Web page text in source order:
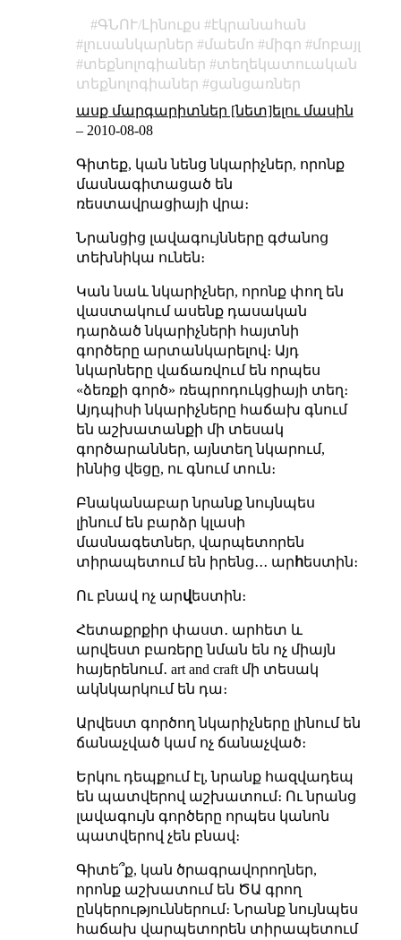
ԳՆՈՒ/Լինուքս
էկրանահան
լուսանկարներ
մաեմո միգո
մոբայլ
տեքնոլոգիաներ
տեղեկատուական
տեքնոլոգիաներ
ցանցառներ
ասք մարգարիտներ [նետ]ելու մասին
– 2010-08-08
Գիտեք, կան նենց նկարիչներ, որոնք
մասնագիտացած են
ռեստավրացիայի վրա։
Նրանցից լավագույնները գժանոց
տեխնիկա ունեն։
Կան նաև նկարիչներ, որոնք փող են
վաստակում ասենք դասական
դարձած նկարիչների հայտնի
գործերը արտանկարելով։ Այդ
նկարները վաճառվում են որպես
«ձեռքի գործ» ռեպրոդուկցիայի տեղ։
Այդպիսի նկարիչները հաճախ գնում
են աշխատանքի մի տեսակ
գործարաններ, այնտեղ նկարում,
իննից վեցը, ու գնում տուն։
Բնականաբար նրանք նույնպես
լինում են բարձր կլասի
մասնագետներ, վարպետորեն
տիրապետում են իրենց․․․ ար հեստին։
Ու բնավ ոչ արվեստին։
Հետաքրքիր փաստ․ արհետ և
արվեստ բառերը նման են ոչ միայն
հայերենում․ art and craft մի տեսակ
ակնկարկում են դա։
Արվեստ գործող նկարիչները լինում են
ճանաչված կամ ոչ ճանաչված։
Երկու դեպքում էլ, նրանք հազվադեպ
են պատվերով աշխատում։ Ու նրանց
լավագույն գործերը որպես կանոն
պատվերով չեն բնավ։
Գիտե՞ք, կան ծրագրավորողներ,
որոնք աշխատում են ԾԱ գրող
ընկերություններում։ Նրանք նույնպես
հաճախ վարպետորեն տիրապետում